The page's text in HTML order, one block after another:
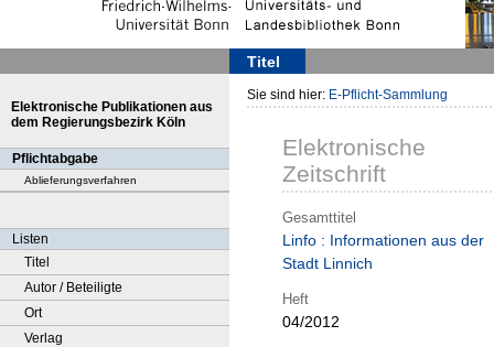
Titel
Elektronische Publikationen aus
dem Regierungsbezirk Köln
Pflichtabgabe
Ablieferungsverfahren
Listen
Titel
Autor / Beteiligte
Ort
Verlag
Sie sind hier: E-Pflicht-Sammlung
Elektronische
Zeitschrift
Gesamttitel
Linfo : Informationen aus der
Stadt Linnich
Heft
04/2012